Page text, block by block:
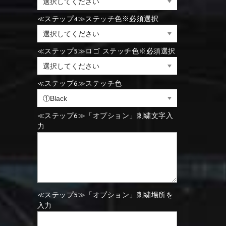
⑮Wine red
⑪Black ⑫Ivory
⑮Wine red
⑪Black
⑮Rose pink
⑪Blue
⑮Rose pink
≪ステップ4≫ステッチ色※必須選択
≪ステップ5≫ロゴ ステッチ色※必須選択
≪ステップ6≫ステッチ色
≪ステップ6≫「オプション」刺繍文字入
力
≪ステップ5≫「オプション」刺繍場所を
入力